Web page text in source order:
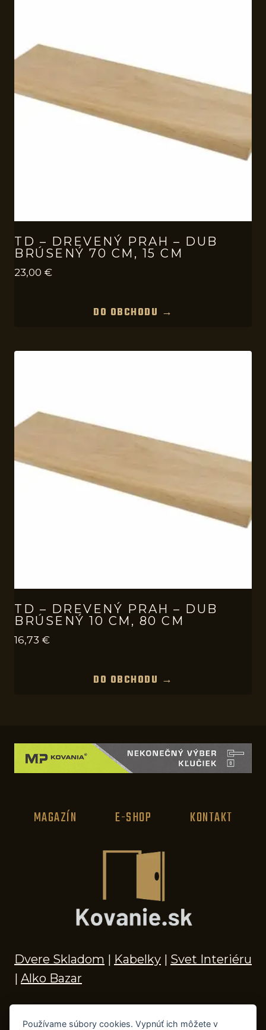
TD – DREVENÝ PRAH – DUB
BRÚSENÝ 70 CM, 15 CM
23,00 €
DO OBCHODU →
TD – DREVENÝ PRAH – DUB
BRÚSENÝ 10 CM, 80 CM
16,73 €
DO OBCHODU →
MAGAZÍN E-SHOP KONTAKT
Dvere Skladom | Kabelky | Svet Interiéru
| Alko Bazar
Používame súbory cookies. Vypnúť ich môžete v